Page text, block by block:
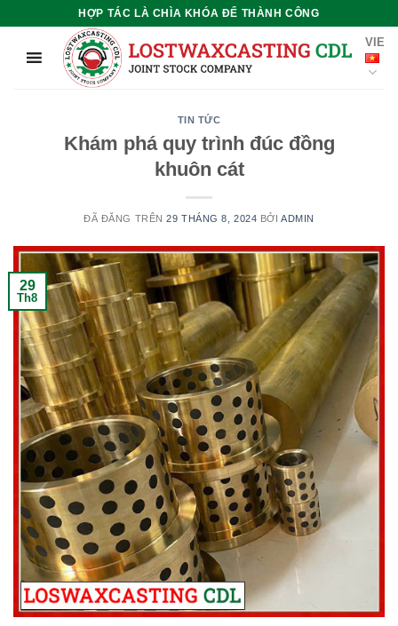
HỢP TÁC LÀ CHÌA KHÓA ĐỂ THÀNH CÔNG
VIE
TIN TỨC
Khám phá quy trình đúc đồng
khuôn cát
ĐÃ ĐĂNG TRÊN29 THÁNG 8, 2024 BỞIADMIN
29
Th8